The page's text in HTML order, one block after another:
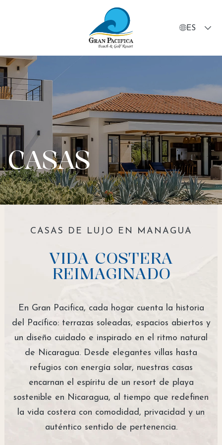
Gran
Golf
Resort
ES
CASAS
CASAS DE LUJO EN MANAGUA
VIDA COSTERA
REIMAGINADO
En Gran Pacifica, cada hogar cuenta la historia
del Pacífico: terrazas soleadas, espacios abiertos y
un diseño cuidado e inspirado en el ritmo natural
de Nicaragua. Desde elegantes villas hasta
refugios con energía solar, nuestras casas
encarnan el espíritu de un resort de playa
sostenible en Nicaragua, al tiempo que redefinen
la vida costera con comodidad, privacidad y un
auténtico sentido de pertenencia.